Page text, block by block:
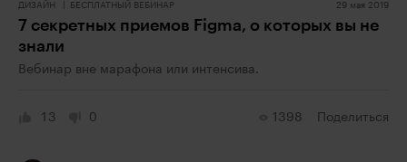
ДИЗАЙН БЕСПЛАТНЫЙ ВЕБИНАР 29 мая 2019
7 секретных приемов Figma, о которых вы не
знали
Вебинар вне марафона или интенсива.
13 0 1398 Поделиться